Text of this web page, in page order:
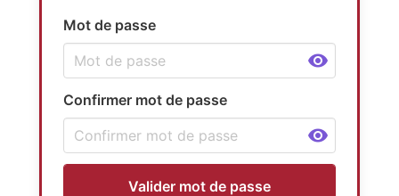
Mot de passe
Confirmer mot de passe
Valider mot de passe